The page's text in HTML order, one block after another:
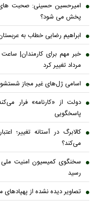
امیرحسین حسینی: صحبت های
پخش می شود؟
ابراهیم رضایی خطاب به
مرداد تغییر کرد
اسامی ژل‌های غیر مجاز
دولت از «کارنامه» فرار
پاسخگویی
کالابرگ در آستانه تغییر؛
می‌کند؟
سخنگوی کمیسیون امنیت ملی
رسید
تصاویر دیده نشده از